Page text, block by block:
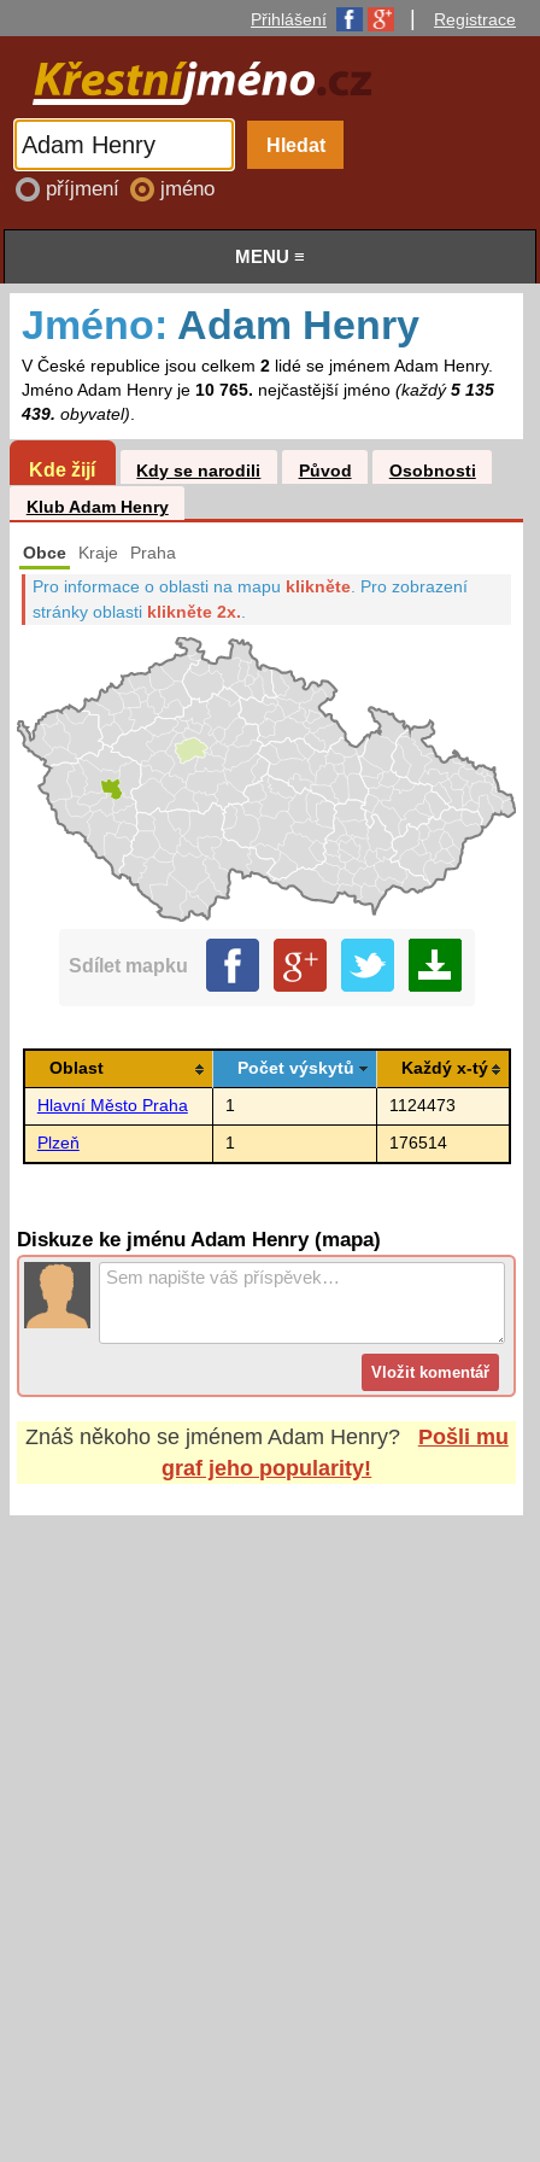
Přihlášení Registrace
příjmení jméno
MENU ≡
Jméno: Adam Henry
V České republice jsou celkem 2lidé se jménem Adam Henry.
Jméno Adam Henry je 10 765. nejčastější jméno (každý 5 135
439. obyvatel).
Kde žijí Kdy se narodili Původ
Osobnosti
Klub Adam Henry
Obce Kraje Praha
Pro informace o oblasti na mapu klikněte Pro zobrazení
stránky oblasti klikněte 2x.
Sdílet mapku
Oblast Počet výskytů Každý x-tý
Hlavní Město Praha 1 1124473
Plzeň 1 176514
Diskuze ke jménu Adam Henry (mapa)
Znáš někoho se jménem Adam Henry?
Pošli mu
graf jeho popularity!